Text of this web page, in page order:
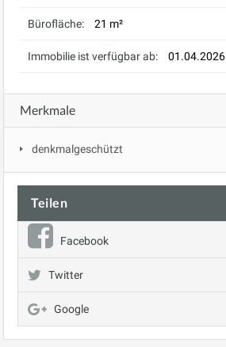
Bürofläche: 21 m²
Immobilie ist verfügbar ab: 01.04.2026
Merkmale
denkmalgeschützt
Teilen
Facebook
Twitter
Google